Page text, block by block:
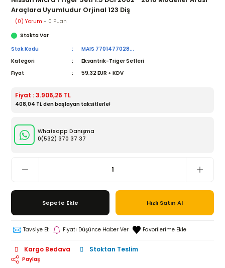
Araçlara Uyumludur Orjinal 123 Diş
(0) Yorum - 0 Puan
Stokta Var
Stok Kodu
MAIS 7701477028...
Kategori
Eksantrik-Triger Setleri
Fiyat
59,32 EUR + KDV
Fiyat : 3.906,26 TL
408,04 TL den başlayan taksitlerle!
Whatsapp Danışma
0(532) 370 37 37
Sepete Ekle Hızlı Satın Al
Tavsiye Et Fiyatı Düşünce Haber Ver
Kargo Bedava Stoktan Teslim
Paylaş